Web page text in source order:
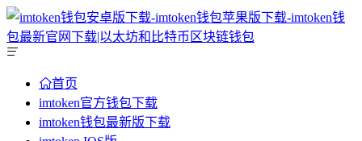
首页
imtoken官方钱包下载
imtoken钱包最新版下载